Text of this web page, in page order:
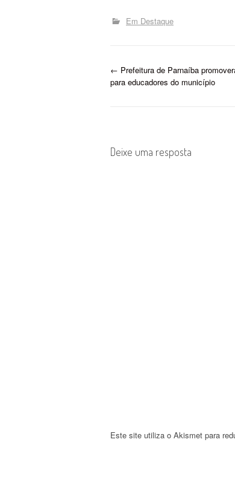
Em Destaque
P
t
← Prefeitura de Parnaíba
para educadores do município
Deixe uma resposta
Este site utiliza o Akismet para